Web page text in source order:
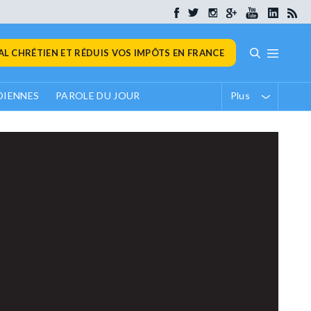
CHRÉTIEN ET RÉDUIS VOS IMPÔTS EN FRANCE
PAROLE DU JOUR Plus